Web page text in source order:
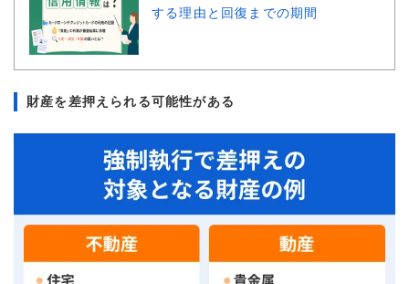
する理由と回復までの期間
財産を差押えられる可能性がある